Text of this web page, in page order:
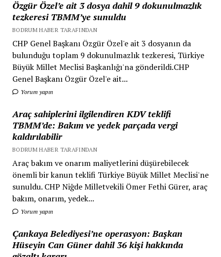
Özgür Özel’e ait 3 dosya dahil 9 dokunulmazlık
tezkeresi TBMM’ye sunuldu
BODRUM HABER TARAFINDAN
CHP Genel Başkanı Özgür Özel'e ait 3 dosyanın da
bulunduğu toplam 9 dokunulmazlık tezkeresi, Türkiye
Büyük Millet Meclisi Başkanlığı'na gönderildi.CHP
Genel Başkanı Özgür Özel'e ait...
Yorum yapın
Araç sahiplerini ilgilendiren KDV teklifi
TBMM’de: Bakım ve yedek parçada vergi
kaldırılabilir
BODRUM HABER TARAFINDAN
Araç bakım ve onarım maliyetlerini düşürebilecek
önemli bir kanun teklifi Türkiye Büyük Millet Meclisi'ne
sunuldu. CHP Niğde Milletvekili Ömer Fethi Gürer, araç
bakım, onarım, yedek...
Yorum yapın
Çankaya Belediyesi’ne operasyon: Başkan
Hüseyin Can Güner dahil 36 kişi hakkında